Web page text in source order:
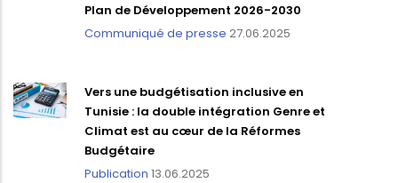
Plan de Développement 2026-2030
Communiqué de presse 27.06.2025
Vers une budgétisation inclusive en
Tunisie : la double intégration Genre et
Climat est au cœur de la Réformes
Budgétaire
Publication 13.06.2025